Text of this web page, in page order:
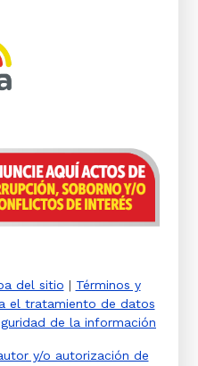
del sitio | Términos y
el tratamiento de datos
de la información
y/o autorización de